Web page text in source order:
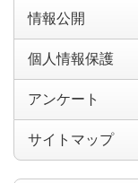
情報公開
個人情報保護
アンケート
サイトマップ